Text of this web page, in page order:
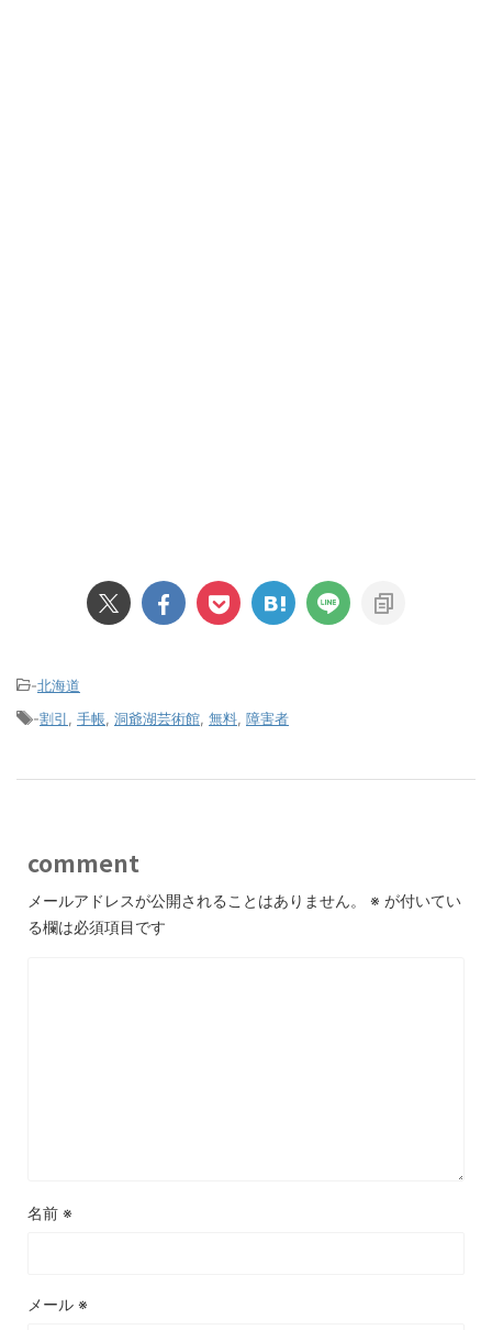
-北海道
-割引 手帳 洞爺湖芸術館 無料 障害者
comment
メールアドレスが公開されることはありません。 ※ が付いてい
る欄は必須項目です
名前 ※
メール ※